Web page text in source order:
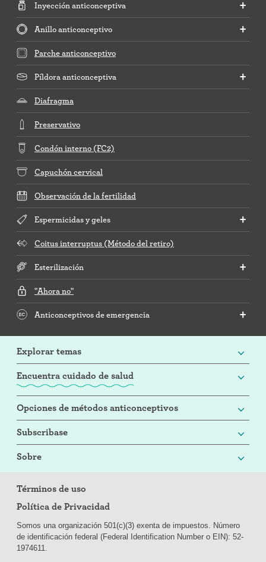
Inyección anticonceptiva
Anillo anticonceptivo
Parche anticonceptivo
Píldora anticonceptiva
Diafragma
Preservativo
Condón interno (FC2)
Capuchón cervical
Observación de la fertilidad
Espermicidas y geles
Coitus interruptus (Método del retiro)
Esterilización
"Ahora no"
Anticonceptivos de emergencia
Explorar temas
Encuentra cuidado de salud
Opciones de métodos anticonceptivos
Subscribase
Sobre
Términos de uso
Política de Privacidad
Somos una organización 501(c)(3) exenta de impuestos. Número
de identificación federal (Federal Identification Number o EIN): 52-
1974611.